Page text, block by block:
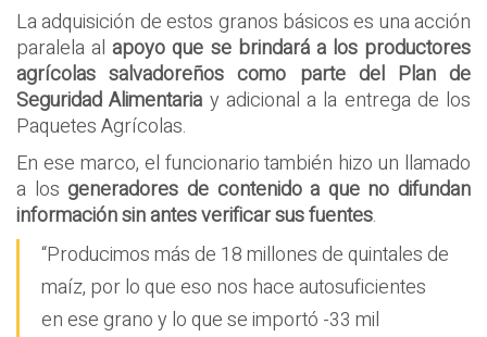
La adquisición de estos granos básicos es una acción
paralela alapoyo que se brindará a los productores
agrícolas salvadoreños como parte del Plan de
Seguridad Alimentaria y adicional a la entrega de los
Paquetes Agrícolas.
En ese marco, el funcionario también hizo un llamado
a losgeneradores de contenido a que no difundan
información sin antes verificar sus fuentes.
“Producimos más de 18 millones de quintales de
maíz, por lo que eso nos hace autosuficientes
en ese grano y lo que se importó -33 mil